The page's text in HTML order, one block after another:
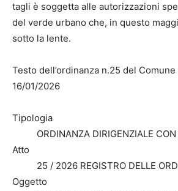
tagli è soggetta alle autorizzazioni
del verde urbano che, in questo
sotto la lente.
Testo dell’ordinanza n.25 del
16/01/2026
Tipologia
ORDINANZA DIRIGENZIALE
Atto
25 / 2026 REGISTRO DELLE
Oggetto